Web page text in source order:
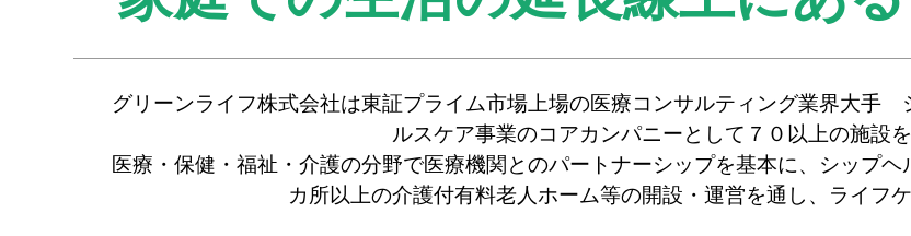
グリーンライフ株式会社は東証プライム市場上場の医療コンサルティング業界大手
ルスケア事業のコアカンパニーとして７０以上の施設
医療・保健・福祉・介護の分野で医療機関とのパートナーシップを基本に、シップ
カ所以上の介護付有料老人ホーム等の開設・運営を通し、ライフ